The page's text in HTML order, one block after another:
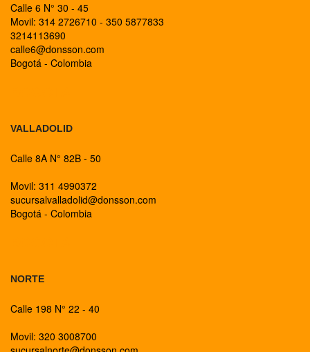
Calle 6 N° 30 - 45
Movil: 314 2726710 - 350 5877833
3214113690
calle6@donsson.com
Bogotá - Colombia
VALLADOLID
Calle 8A N° 82B - 50
Movil: 311 4990372
sucursalvalladolid@donsson.com
Bogotá - Colombia
NORTE
Calle 198 N° 22 - 40
Movil: 320 3008700